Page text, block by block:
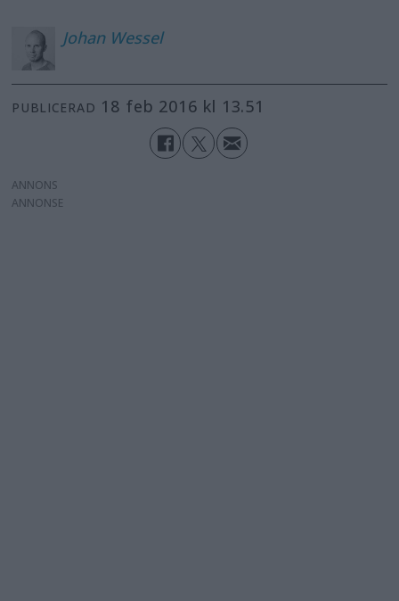
Johan Wessel
PUBLICERAD 18 feb 2016 kl 13.51
ANNONS